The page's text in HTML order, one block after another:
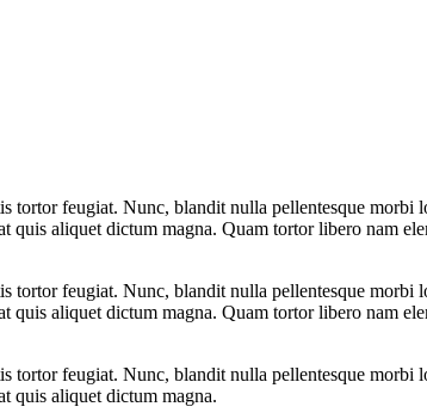
tortor feugiat. Nunc, blandit nulla pellentesque
aliquet dictum magna. Quam tortor libero nam
tortor feugiat. Nunc, blandit nulla pellentesque
aliquet dictum magna. Quam tortor libero nam
tortor feugiat. Nunc, blandit nulla pellentesque
quis aliquet dictum magna.